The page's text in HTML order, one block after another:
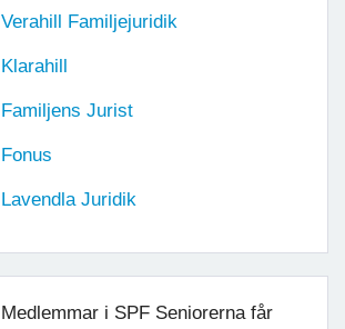
Verahill Familjejuridik
Klarahill
Familjens Jurist
Fonus
Lavendla Juridik
Medlemmar i SPF Seniorerna får